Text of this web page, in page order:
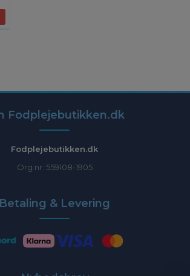
Fodplejebutikken.dk
Fodplejebutikken.dk
Org.nr: 559108-1905
Betaling & Levering